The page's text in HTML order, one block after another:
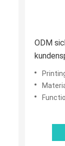
ODM
perfekt